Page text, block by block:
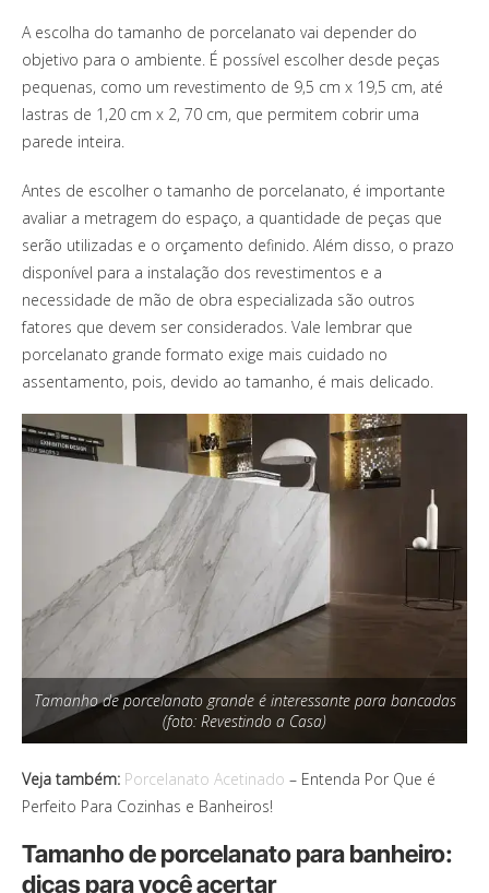
A escolha do tamanho de porcelanato vai depender do
objetivo para o ambiente. É possível escolher desde peças
pequenas, como um revestimento de 9,5 cm x 19,5 cm, até
lastras de 1,20 cm x 2, 70 cm, que permitem cobrir uma
parede inteira.
Antes de escolher o tamanho de porcelanato, é importante
avaliar a metragem do espaço, a quantidade de peças que
serão utilizadas e o orçamento definido. Além disso, o prazo
disponível para a instalação dos revestimentos e a
necessidade de mão de obra especializada são outros
fatores que devem ser considerados. Vale lembrar que
porcelanato grande formato exige mais cuidado no
assentamento, pois, devido ao tamanho, é mais delicado.
Tamanho de porcelanato grande é interessante para bancadas
(foto: Revestindo a Casa)
Veja também: Porcelanato Acetinado – Entenda Por Que é
Perfeito Para Cozinhas e Banheiros!
Tamanho de porcelanato para banheiro:
dicas para você acertar